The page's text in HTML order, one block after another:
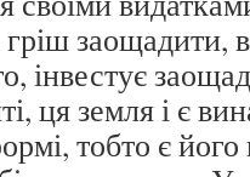
гріш заощадити,
інвестує
ця земля і є
тобто є